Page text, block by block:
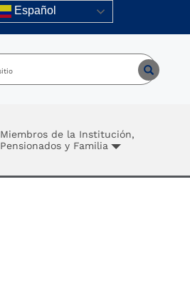
Español
Miembros de la Institución,
Pensionados y Familia